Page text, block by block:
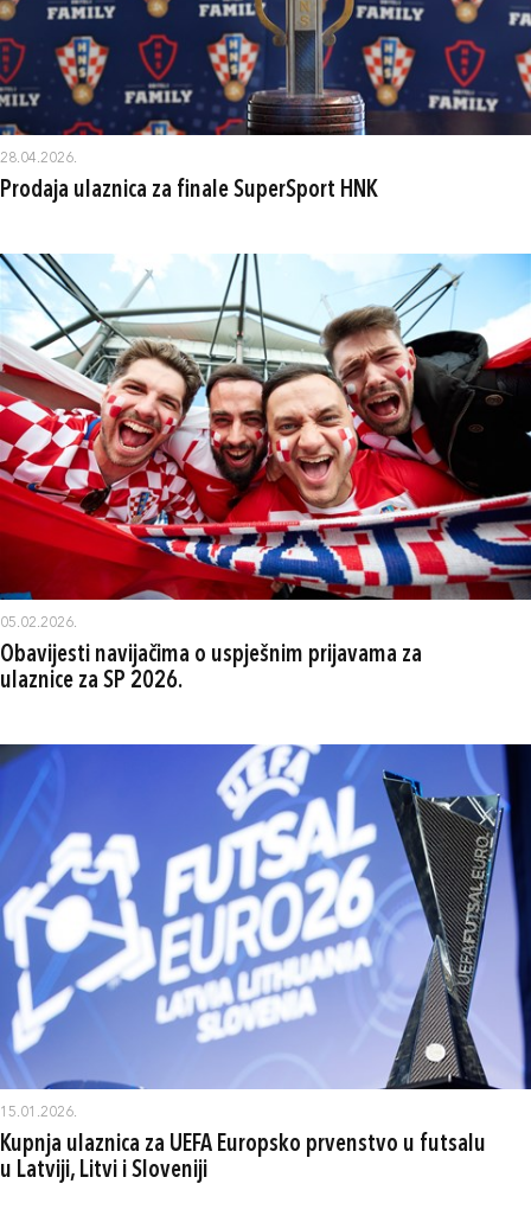
28.04.2026.
Prodaja ulaznica za finale SuperSport HNK
05.02.2026.
Obavijesti navijačima o uspješnim prijavama za
ulaznice za SP 2026.
15.01.2026.
Kupnja ulaznica za UEFA Europsko prvenstvo u futsalu
u Latviji, Litvi i Sloveniji